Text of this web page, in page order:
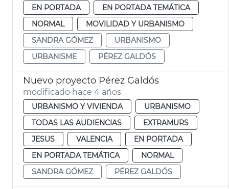
EN PORTADA
EN PORTADA TEMÁTICA
NORMAL
MOVILIDAD Y URBANISMO
SANDRA GÓMEZ
URBANISMO
URBANISME
PÉREZ GALDÓS
Nuevo proyecto Pérez Galdós
modificado hace 4 años
URBANISMO Y VIVIENDA
URBANISMO
TODAS LAS AUDIENCIAS
EXTRAMURS
JESUS
VALENCIA
EN PORTADA
EN PORTADA TEMÁTICA
NORMAL
SANDRA GÓMEZ
PÉREZ GALDÓS